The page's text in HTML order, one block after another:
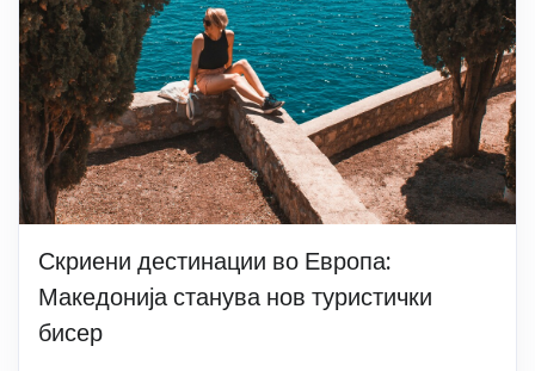
Скриени дестинации во Европа:
Македонија станува нов туристички
бисер